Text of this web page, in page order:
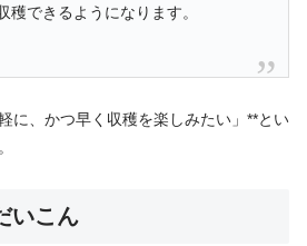
穫できるようになります。
に、かつ早く収穫を楽しみたい」**とい
いこん